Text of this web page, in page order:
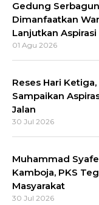
Gedung
Dimanfaatkan
Lanjutkan Aspirasi
01 Agu 2026
Reses Hari
Sampaikan
Jalan
30 Jul 2026
Muhammad
Kamboja, PKS
Masyarakat
30 Jul 2026